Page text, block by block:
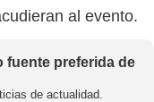
al evento.
fuente preferida de
de actualidad.